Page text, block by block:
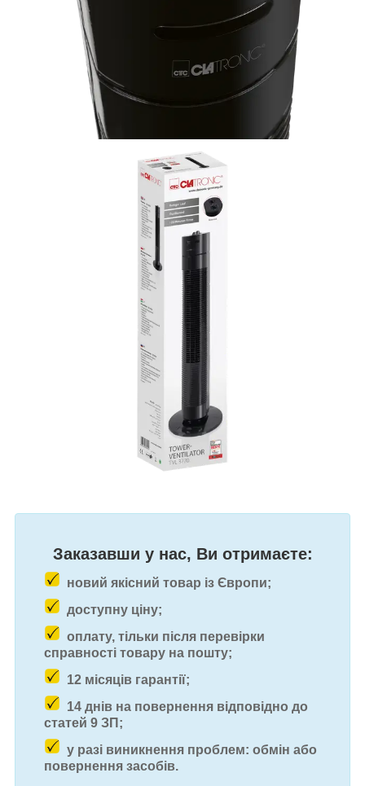
Заказавши у нас, Ви отримаєте:
новий якісний товар із Європи;
доступну ціну;
оплату, тільки після перевірки
справності товару на пошту;
12 місяців гарантії;
14 днів на повернення відповідно до
статей 9 ЗП;
у разі виникнення проблем: обмін або
повернення засобів.